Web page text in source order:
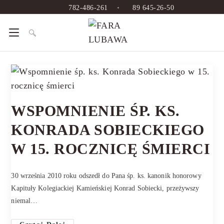
782-486-261 • 89 645-26-50
WSPOMNIENIE ŚP. KS.
KONRADA SOBIECKIEGO
W 15. ROCZNICĘ ŚMIERCI
30 września 2010 roku odszedł do Pana śp. ks. kanonik honorowy
Kapituły Kolegiackiej Kamieńskiej Konrad Sobiecki, przeżywszy
niemal…